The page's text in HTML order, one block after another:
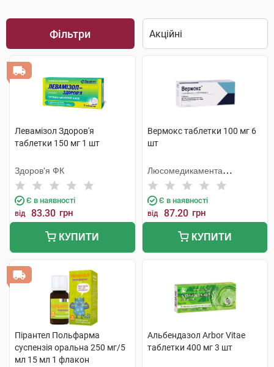
Фільтри
Левамізол Здоров'я
таблетки 150 мг 1 шт
Здоров'я ФК
Є в наявності
від 83.30 грн
КУПИТИ
Вермокс таблетки 100 мг 6
шт
Люсомедикамента
Сосьєдаде Текніка
Фармацеутика
Є в наявності
від 87.20 грн
КУПИТИ
Пірантел Польфарма
суспензія оральна 250 мг/5
мл 15 мл 1 флакон
Альбендазол Arbor Vitae
таблетки 400 мг 3 шт